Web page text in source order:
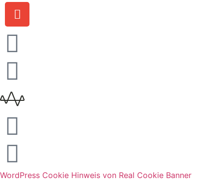
WordPress Cookie Hinweis von Real Cookie Banner